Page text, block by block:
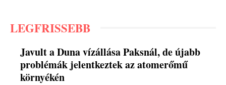
LEGFRISSEBB
Javult a Duna vízállása Paksnál, de újabb
problémák jelentkeztek az atomerőmű
környékén